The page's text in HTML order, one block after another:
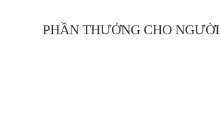
PHẦN THƯỞNG CHO